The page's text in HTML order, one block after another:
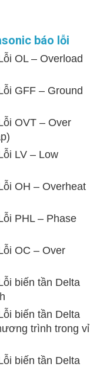
báo lỗi
OL – Overload
GFF – Ground
OVT – Over
LV – Low
OH – Overheat
PHL – Phase
OC – Over
biến tần Delta
biến tần Delta
trình trong vỉ
biến tần Delta